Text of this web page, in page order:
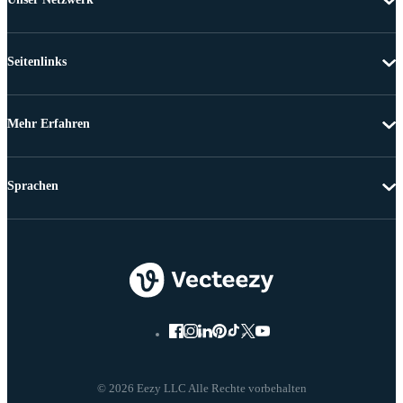
Seitenlinks
Mehr Erfahren
© 2026 Eezy LLC Alle Rechte vorbehalten
Sprachen